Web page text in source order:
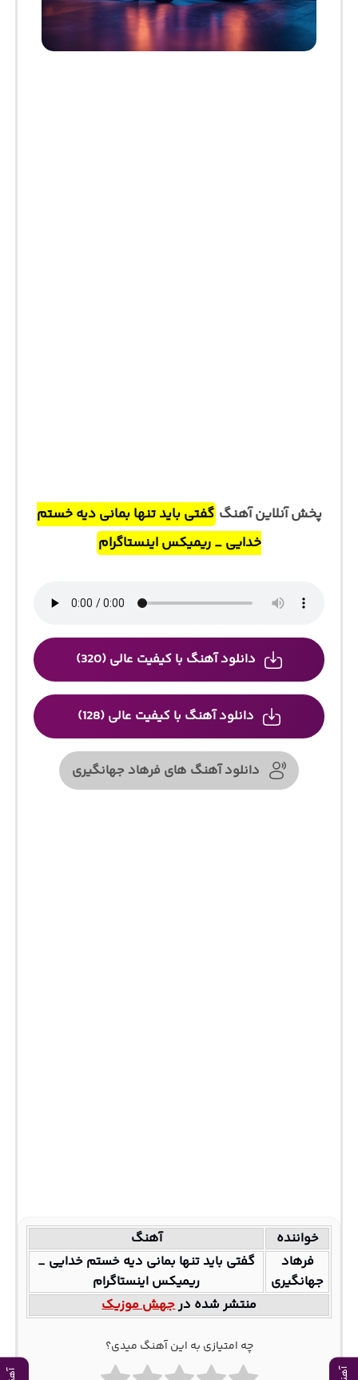
پخش آنلاین آهنگ گفتی باید تنها بمانی دیه خستم
خدایی _ ریمیکس اینستاگرام
دانلود آهنگ با کیفیت عالی (320)
دانلود آهنگ با کیفیت عالی (128)
دانلود آهنگ های فرهاد جهانگیری
خواننده
آهنگ
فرهاد
جهانگیری
گفتی باید تنها بمانی دیه خستم خدایی _
ریمیکس اینستاگرام
منتشر شده درجهش موزیک
چه امتیازی به این آهنگ میدی؟